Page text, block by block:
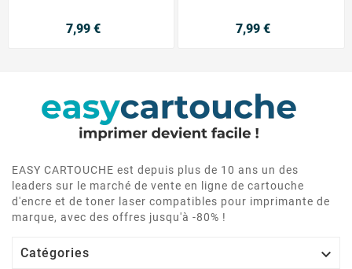
7,99 € 7,99 €
EASY CARTOUCHE est depuis plus de 10 ans un des
leaders sur le marché de vente en ligne de cartouche
d'encre et de toner laser compatibles pour imprimante de
marque, avec des offres jusqu'à -80% !
Catégories 